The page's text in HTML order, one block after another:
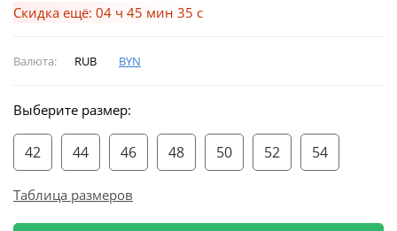
Скидка ещё: 04 ч 45 мин 34 с
Валюта: RUB BYN
Выберите размер:
42 44 46 48 50 52 54
Таблица размеров